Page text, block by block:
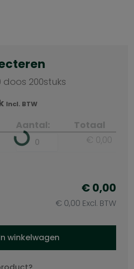
200stuks
Incl. BTW
Aantal:
Totaal
€ 0,00
€ 0,00
€ 0,00 Excl. BTW
winkelwagen